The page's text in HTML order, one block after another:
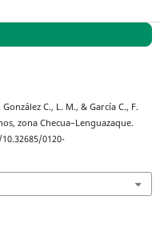
C., L. M., & García C., F.
zona Checua–Lenguazaque.
0120-